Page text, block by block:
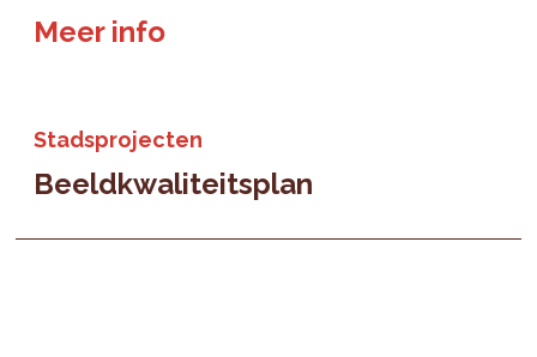
Meer info
Stadsprojecten
Beeldkwaliteitsplan